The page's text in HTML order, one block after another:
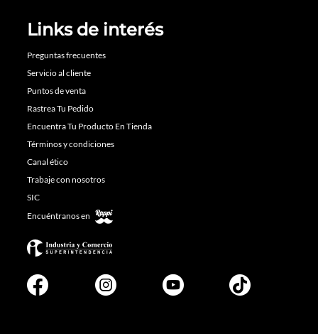
Links de interés
Preguntas frecuentes
Servicio al cliente
Puntos de venta
Rastrea Tu Pedido
Encuentra Tu Producto En Tienda
Términos y condiciones
Canal ético
Trabaje con nosotros
SIC
Encuéntranos en